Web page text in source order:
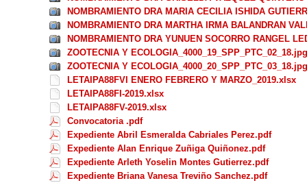
NOMBRAMIENTO DRA MARIA CECILIA ISHIDA
NOMBRAMIENTO DRA MARTHA IRMA BALANDRAN
NOMBRAMIENTO DRA YUNUEN SOCORRO RANGEL
ZOOTECNIA Y ECOLOGIA_4000_19_SPP_PTC_02_18.jpg
ZOOTECNIA Y ECOLOGIA_4000_20_SPP_PTC_03_18.jpg
LETAIPA88FVI ENERO FEBRERO Y MARZO_2019.xlsx
LETAIPA88FI-2019.xlsx
LETAIPA88FV-2019.xlsx
Convocatoria .pdf
Expediente Abril Esmeralda Cabriales Perez.pdf
Expediente Alan Enrique Zuñiga Quiñonez.pdf
Expediente Arleth Yoselin Montes Gutierrez.pdf
Expediente Briana Vanesa Treviño Sanchez.pdf